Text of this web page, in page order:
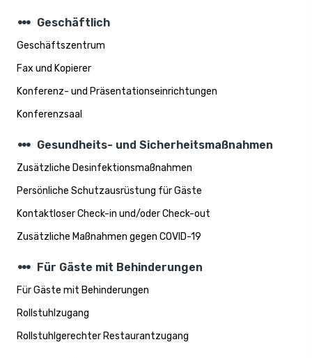
steppers Geschäftlich
Geschäftszentrum
Fax und Kopierer
Konferenz- und Präsentationseinrichtungen
Konferenzsaal
steppers Gesundheits- und Sicherheitsmaßnahmen
Zusätzliche Desinfektionsmaßnahmen
Persönliche Schutzausrüstung für Gäste
Kontaktloser Check-in und/oder Check-out
Zusätzliche Maßnahmen gegen COVID-19
steppers Für Gäste mit Behinderungen
Für Gäste mit Behinderungen
Rollstuhlzugang
Rollstuhlgerechter Restaurantzugang